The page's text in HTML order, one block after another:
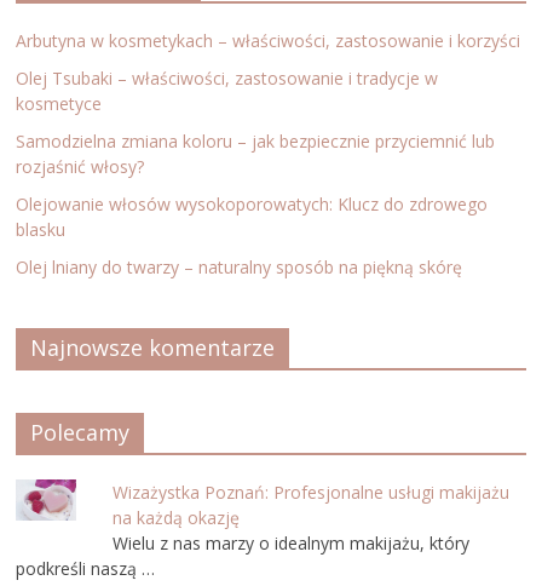
Arbutyna w kosmetykach – właściwości, zastosowanie i korzyści
Olej Tsubaki – właściwości, zastosowanie i tradycje w
kosmetyce
Samodzielna zmiana koloru – jak bezpiecznie przyciemnić lub
rozjaśnić włosy?
Olejowanie włosów wysokoporowatych: Klucz do zdrowego
blasku
Olej lniany do twarzy – naturalny sposób na piękną skórę
Najnowsze komentarze
Polecamy
Wizażystka Poznań: Profesjonalne usługi makijażu
na każdą okazję
Wielu z nas marzy o idealnym makijażu, który
podkreśli naszą …